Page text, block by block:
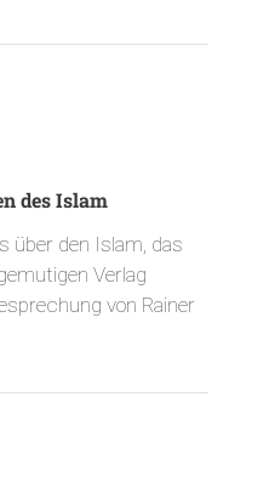
des Islam
über den Islam, das
Verlag
von Rainer